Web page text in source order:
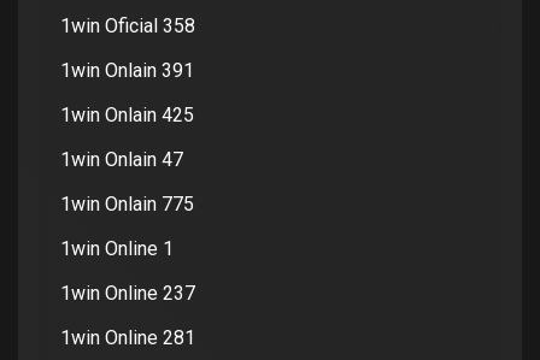
1win Oficial 358
1win Onlain 391
1win Onlain 425
1win Onlain 47
1win Onlain 775
1win Online 1
1win Online 237
1win Online 281